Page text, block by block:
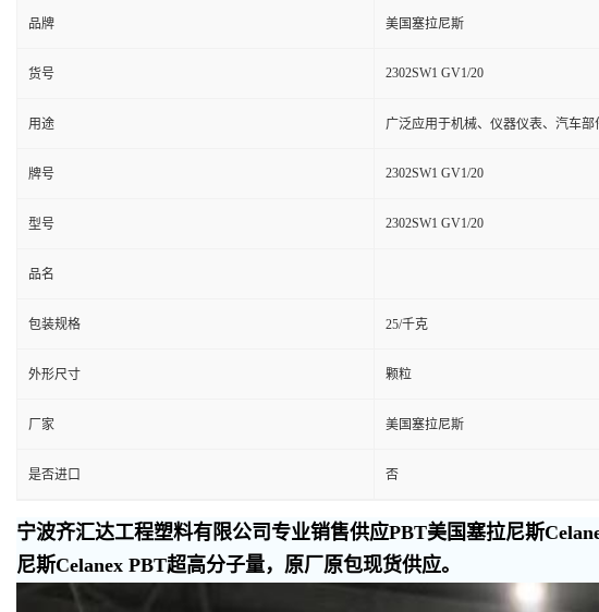
品牌 美国塞拉尼斯
货号 2302SW1 GV1/20
用途 广泛应用于机械、仪器仪表、汽车部
牌号 2302SW1 GV1/20
型号 2302SW1 GV1/20
品名
包装规格 25/千克
外形尺寸 颗粒
厂家 美国塞拉尼斯
是否进口 否
宁波齐汇达工程塑料有限公司专业销售供应PBT美国塞拉尼斯
尼斯Celanex PBT超高分子量，原厂原包现货供应。